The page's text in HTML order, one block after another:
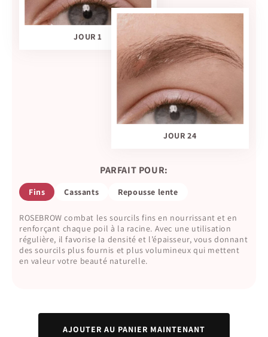
PARFAIT POUR:
Fins Cassants Repousse lente
ROSEBROW combat les sourcils fins en nourrissant et en
renforçant chaque poil à la racine. Avec une utilisation
régulière, il favorise la densité et l’épaisseur, vous donnant
des sourcils plus fournis et plus volumineux qui mettent
en valeur votre beauté naturelle.
JOUR 1
JOUR 24
AJOUTER AU PANIER MAINTENANT